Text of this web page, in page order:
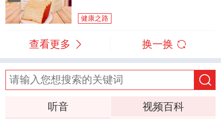
健康之路
查看更多 换一换
听音
视频百科